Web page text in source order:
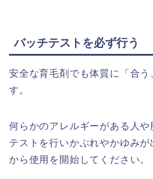
バッチテストを必ず行う
安全な育毛剤でも体質に「合う
す。
何らかのアレルギーがある人
テストを行いかぶれやかゆみ
から使用を開始してください。